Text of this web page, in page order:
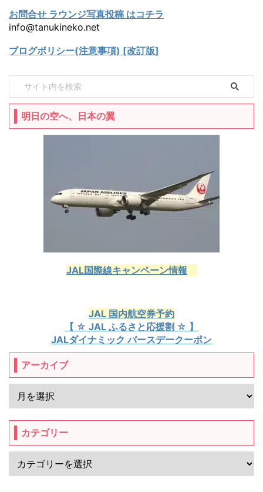
お問合せ ラウンジ写真投稿 はコチラ
info@tanukineko.net
ブログポリシー(注意事項) [改訂版]
明日の空へ、日本の翼
JAL国際線キャンペーン情報
JAL 国内航空券予約
【 ☆ JAL ふるさと応援割 ☆ 】
JALダイナミック バースデークーポン
アーカイブ
カテゴリー